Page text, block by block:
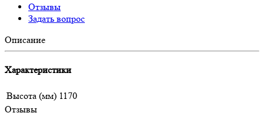
Отзывы
Задать вопрос
Описание
Характеристики
Высота (мм) 1170
Отзывы